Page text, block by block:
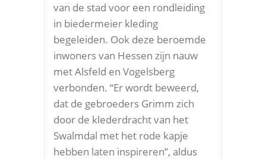
van de stad voor een rondleiding
in biedermeier kleding
begeleiden. Ook deze beroemde
inwoners van Hessen zijn nauw
met Alsfeld en Vogelsberg
verbonden. “Er wordt beweerd,
dat de gebroeders Grimm zich
door de klederdracht van het
Swalmdal met het rode kapje
hebben laten inspireren”, aldus